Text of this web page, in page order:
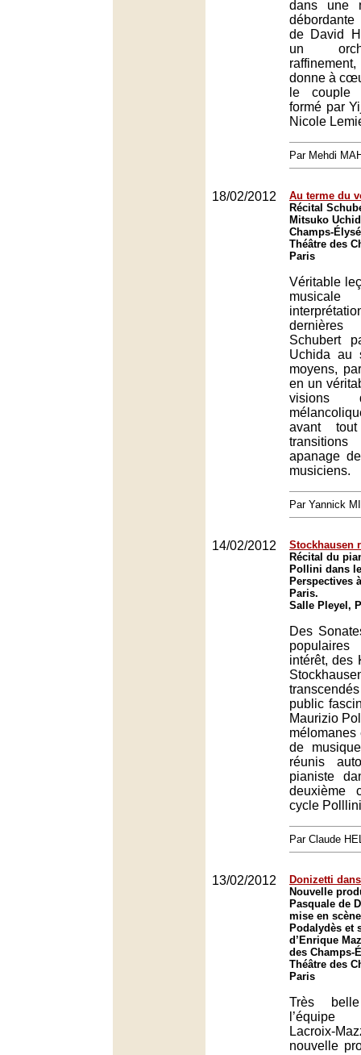
dans une
de David
un
donne à
le couple
formé par
Nicole
Par Mehdi
18/02/2012
Au terme du
Récital
Mitsuko
Champs-
Théâtre des
Paris
Véritable
Schubert
Uchida au
moyens,
en un
visions
avant
apanage
musiciens.
Par Yannick
14/02/2012
Stockhausen
Récital du
Pollini dans
Perspectives
Paris.
Salle Pleyel,
Des
intérêt, des
public
Maurizio
de
réunis
pianiste
deuxième
cycle
Par Claude
13/02/2012
Donizetti
Nouvelle
Pasquale de
mise en
Podalydès et
d’Enrique
des Champs-
Théâtre des
Paris
Très
l’équipe
Lacroix-
nouvelle